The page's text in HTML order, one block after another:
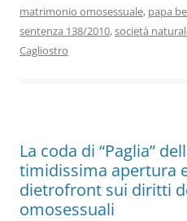
matrimonio omosessuale, papa
sentenza 138/2010,società
Cagliostro
La coda di “Paglia”
timidissima apertura
dietrofront sui diritti
omosessuali